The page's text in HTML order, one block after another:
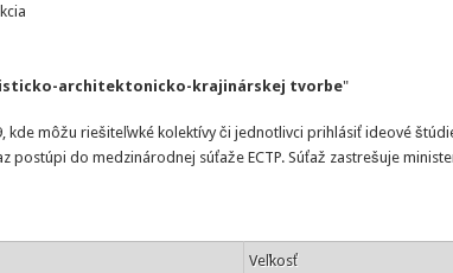
architektonicko-krajinárskej tvorbe"
kde môžu riešiteľwké kolektívy či jednotlivci prihlásiť ideové
postúpi do medzinárodnej súťaže ECTP. Súťaž zastrešuje
Veľkosť